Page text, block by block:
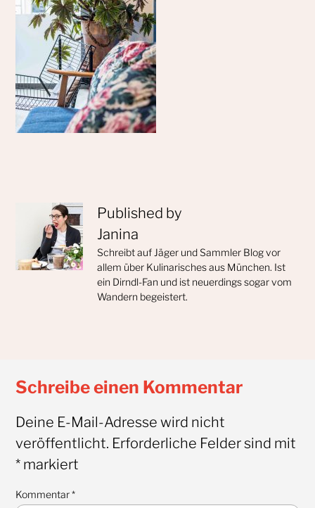
Published by
Janina
Schreibt auf Jäger und Sammler Blog vor
allem über Kulinarisches aus München. Ist
ein Dirndl-Fan und ist neuerdings sogar vom
Wandern begeistert.
Schreibe einen Kommentar
Deine E-Mail-Adresse wird nicht
veröffentlicht. Erforderliche Felder sind mit
*markiert
Kommentar*